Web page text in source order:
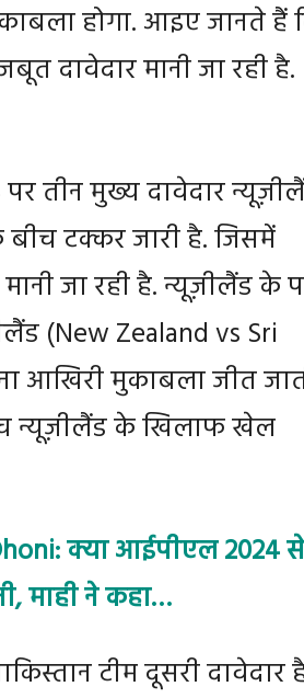
होगा. आइए जानते हैं
दावेदार मानी जा रही है.
तीन मुख्य दावेदार
टक्कर जारी है. जिसमें
जा रही है. न्यूज़ीलैंड के
(New Zealand vs Sri
आखिरी मुकाबला जीत
न्यूज़ीलैंड के खिलाफ खेल
क्या आईपीएल 2024 से
माही ने कहा…
टीम दूसरी दावेदार